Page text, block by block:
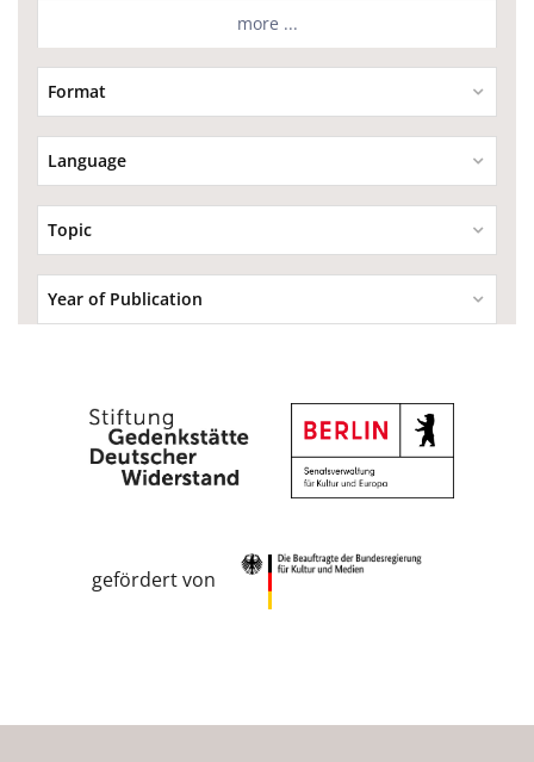
more ...
Format
Language
Topic
Year of Publication
gefördert von